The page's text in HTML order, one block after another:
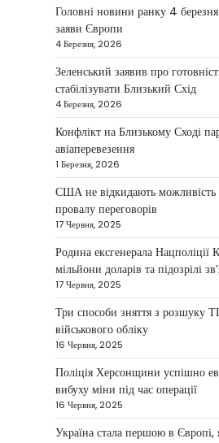
Kolomysheva
2025
У США не виключають
Ірану, якщо
принесуть бажаних
Дубай зберігає
хабу та
бізнес
Taisiya Kovalchuk
Дубай протягом
одного з найбільш
центрів для ведення
НОВИНИ
Головні новини
дрони, Іран,
Taisiya Kovalchuk
Україна може
протидії іранським
новим верховним
НОВИНИ
Головні новини ранку 4
заяви Європи
4 Березня, 2026
Зеленський заявив про
стабілізувати Близький Схід
4 Березня, 2026
Конфлікт на Близькому Сході
авіаперевезення
1 Березня, 2026
США не відкидають можливість
провалу переговорів
17 Червня, 2025
Родина ексгенерала Нацполіції
мільйони доларів та підозрілі
17 Червня, 2025
Три способи зняття з розшуку
військового обліку
16 Червня, 2025
Поліція Херсонщини успішно
вибуху міни під час операції
16 Червня, 2025
Україна стала першою в Європі,